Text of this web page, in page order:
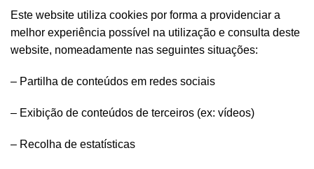
Este website utiliza cookies por forma a providenciar a
melhor experiência possível na utilização e consulta deste
website, nomeadamente nas seguintes situações:
– Partilha de conteúdos em redes sociais
– Exibição de conteúdos de terceiros (ex: vídeos)
– Recolha de estatísticas